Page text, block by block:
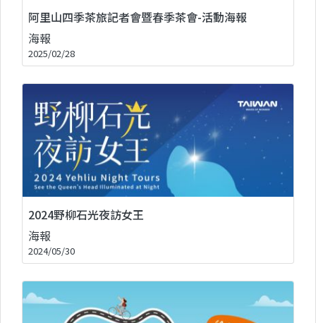
阿里山四季茶旅記者會暨春季茶會-活動海報
海報
2025/02/28
2024野柳石光夜訪女王
海報
2024/05/30